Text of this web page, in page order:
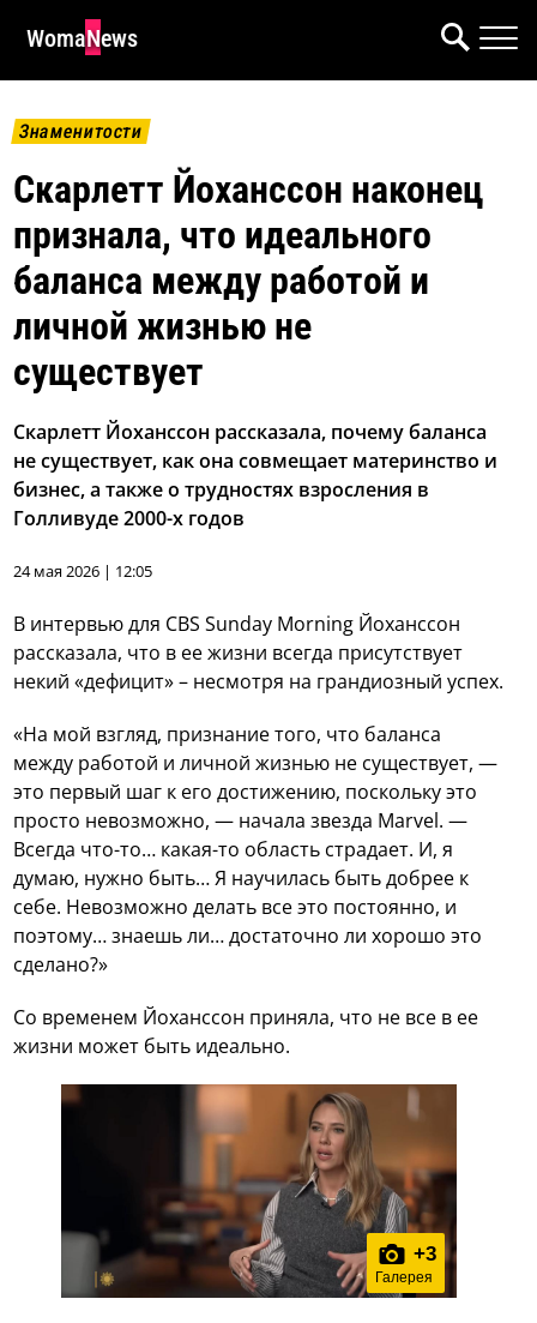
WomaNews
Знаменитости
Скарлетт Йоханссон наконец
признала, что идеального
баланса между работой и
личной жизнью не
существует
Скарлетт Йоханссон рассказала, почему баланса
не существует, как она совмещает материнство и
бизнес, а также о трудностях взросления в
Голливуде 2000-х годов
24 мая 2026 | 12:05
В интервью для CBS Sunday Morning Йоханссон
рассказала, что в ее жизни всегда присутствует
некий «дефицит» – несмотря на грандиозный успех.
«На мой взгляд, признание того, что баланса
между работой и личной жизнью не существует, —
это первый шаг к его достижению, поскольку это
просто невозможно, — начала звезда Marvel. —
Всегда что-то… какая-то область страдает. И, я
думаю, нужно быть… Я научилась быть добрее к
себе. Невозможно делать все это постоянно, и
поэтому… знаешь ли… достаточно ли хорошо это
сделано?»
Со временем Йоханссон приняла, что не все в ее
жизни может быть идеально.
+3
Галерея